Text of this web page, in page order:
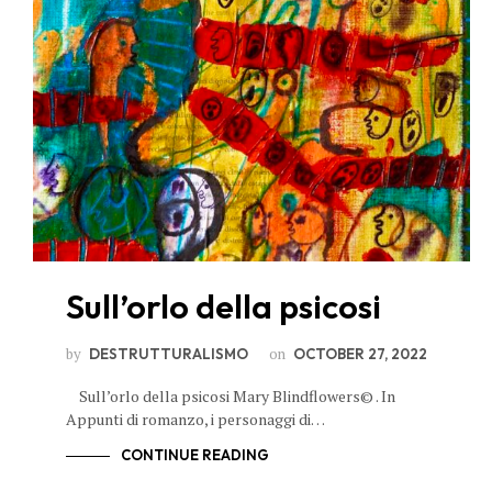
Sull’orlo della psicosi
by DESTRUTTURALISMO on OCTOBER 27, 2022
Sull’orlo della psicosi Mary Blindflowers© . In
Appunti di romanzo, i personaggi di…
CONTINUE READING